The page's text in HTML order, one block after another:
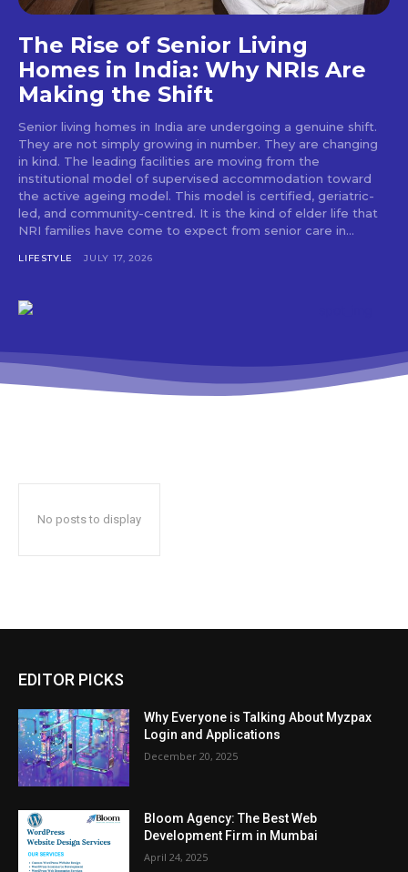
The Rise of Senior Living
Homes in India: Why NRIs Are
Making the Shift
Senior living homes in India are undergoing a genuine shift.
They are not simply growing in number. They are changing
in kind. The leading facilities are moving from the
institutional model of supervised accommodation toward
the active ageing model. This model is certified, geriatric-
led, and community-centred. It is the kind of elder life that
NRI families have come to expect from senior care in...
LIFESTYLE JULY 17, 2026
No posts to display
EDITOR PICKS
Why Everyone is Talking About Myzpax
Login and Applications
December 20, 2025
Bloom Agency: The Best Web
Development Firm in Mumbai
April 24, 2025